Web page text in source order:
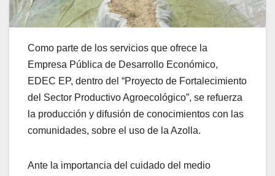
Como parte de los servicios que ofrece la
Empresa Pública de Desarrollo Económico,
EDEC EP, dentro del “Proyecto de Fortalecimiento
del Sector Productivo Agroecológico”, se refuerza
la producción y difusión de conocimientos con las
comunidades, sobre el uso de la Azolla.
Ante la importancia del cuidado del medio